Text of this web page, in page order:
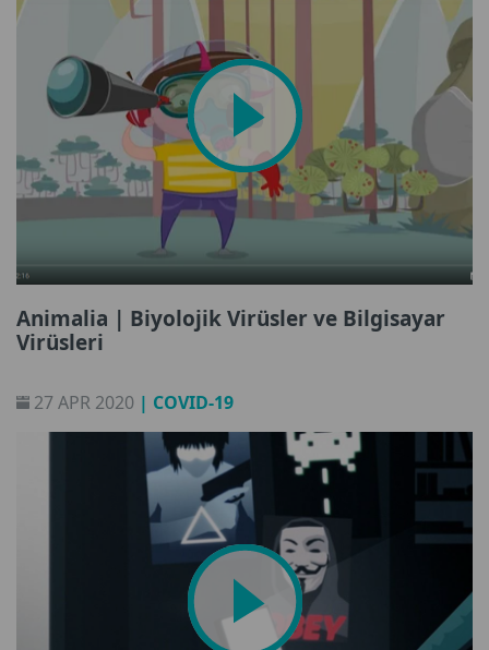
Animalia | Biyolojik Virüsler ve Bilgisayar
Virüsleri
27 APR 2020 | COVID-19